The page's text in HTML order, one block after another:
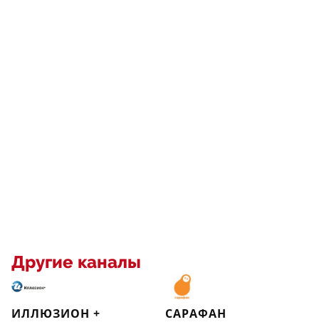
Другие каналы
ИЛЛЮЗИОН + САРАФАН